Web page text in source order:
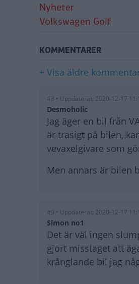
Nyheter
Volkswagen Golf
KOMMENTARER
+ Visa äldre
#8 • Uppdaterat: 2020-12-17
Desmoholic
Jag äger en bil från
är trasigt på bilen,
vevaxelgivare som
Men annars är bilen
#9 • Uppdaterat: 2020-12-17
Simon no1
Det är väl ingen
gjort misstaget att
krånglande bil jag